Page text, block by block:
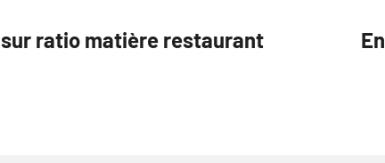
ratio matière restaurant